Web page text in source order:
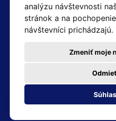
analýzu návštevnosti
stránok a na
návštevníci prichádzajú.
Zmeniť moje
Technické oddelenie
+420 603 355 085 (Po–Pia: 8:00 –
servis@hotair.cz
Výdaj tovaru (Ostrava): Po-Pia:
Platba len v hotovosti
Adresa predajne